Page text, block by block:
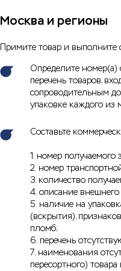
Москва и регионы
Примите товар и выполните
Определите номер(а)
перечень товаров,
сопроводительным
упаковке каждого из
Составьте
1. номер получаемого
2. номер
3. количество
4. описание внешнего
5. наличие на
(вскрытия),
пломб;
6. перечень
7. наименования
пересортного)